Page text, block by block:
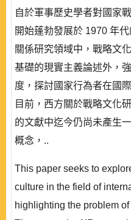
自於軍事歷史學者對國家
開始蓬勃發展於 1970 年
關係研究領域中，戰略文
基礎的現實主義論述外，
度，探討國家行為者在國
目前，西方關於戰略文化
的文獻中迄今仍尚未產生
概念，..
This paper seeks to
culture in the field of
highlighting the problem